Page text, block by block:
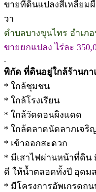
ขายที่ดินแปลงสี่เหลี่ยมผื
วา
ตำบลบางขุนไทร อำเภ
ขายยกแปลง ไร่ละ
.
พิกัด ที่ดินอยู่ใกล้ร้านกา
* ใกล้ชุมชน
* ใกล้โรงเรียน
* ใกล้วัดดอนผิงแดด
* ใกล้ตลาดนัดลาภเจริ
* เข้าออกสะดวก
* มีเสาไฟผ่านหน้าที่ดิน
ดี ให้น้ำตลอดทั้งปี อุดม
* มีโครงการอัพเกรดถ